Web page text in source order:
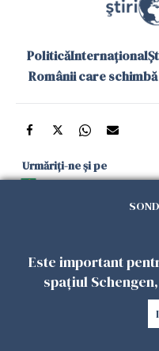
PoliticăInternațional
Românii care
Urmăriți-ne și pe
și în aplicațiile mobile
Politica de
confidențialitate
Politica
Cookies
Copyright 2026.
Este important
spațiul